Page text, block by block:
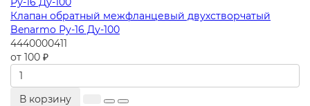
Клапан обратный межфланцевый двухстворчатый
Benarmo Ру-16 Ду-100
4440000411
от 100 ₽
В корзину